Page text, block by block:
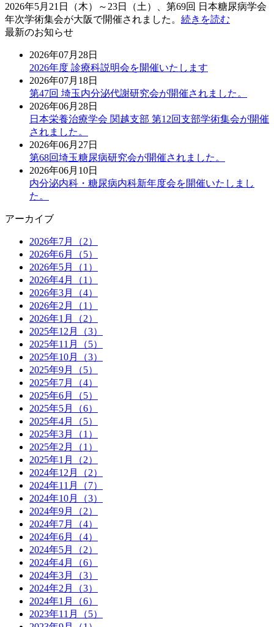
2026年5月21日（木）～23日（土）、第69回 日本糖尿病学会
年次学術集会が大阪で開催されました。 続きを読む
最新のお知らせ
2026年07月28日
2026年度 診療科説明会を開催いたします
2026年07月18日
第47回 埼玉内分泌代謝研究会が開催されました。
2026年06月28日
日本栄養治療学会 関越支部 第12回支部学術集会が開催
されました。
2026年06月27日
第68回埼玉糖尿病研究会が開催されました。
2026年06月10日
内分泌内科・糖尿病内科新年度会を開催いたしまし
た。
アーカイブ
2026年7月（2）
2026年6月（5）
2026年5月（1）
2026年4月（1）
2026年3月（4）
2026年2月（1）
2026年1月（2）
2025年12月（3）
2025年11月（5）
2025年10月（3）
2025年9月（5）
2025年7月（4）
2025年6月（5）
2025年5月（6）
2025年4月（5）
2025年3月（1）
2025年2月（1）
2025年1月（2）
2024年12月（2）
2024年11月（7）
2024年10月（3）
2024年9月（2）
2024年7月（4）
2024年6月（4）
2024年5月（2）
2024年4月（6）
2024年3月（3）
2024年2月（3）
2024年1月（6）
2023年11月（5）